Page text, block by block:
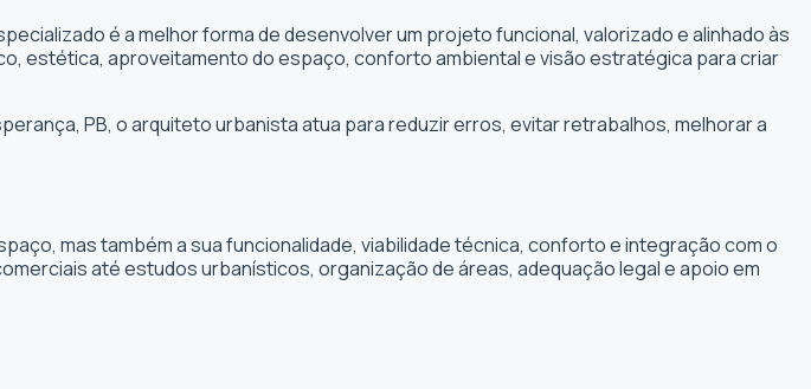
é a melhor forma de desenvolver um projeto funcional, valorizado e alinhado às
estética, aproveitamento do espaço, conforto ambiental e visão estratégica para criar
PB, o arquiteto urbanista atua para reduzir erros, evitar retrabalhos, melhorar a
mas também a sua funcionalidade, viabilidade técnica, conforto e integração com o
até estudos urbanísticos, organização de áreas, adequação legal e apoio em